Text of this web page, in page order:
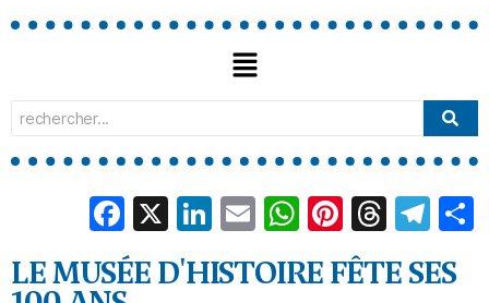
Facebook
X LinkedIn
EmailWhatsApp
Pinterest
LE MUSÉE D'HISTOIRE FÊTE SES